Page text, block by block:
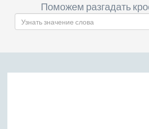
Поможем разгадать